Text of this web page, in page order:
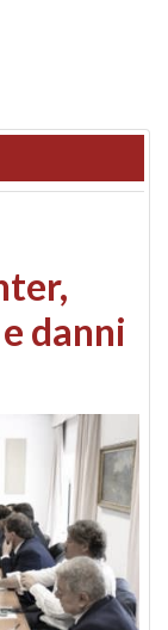
danni